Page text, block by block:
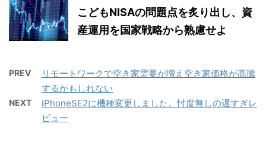
こどもNISAの問題点を炙り出し、資
産運用を国家戦略から熟慮せよ
PREV
リモートワークで空き家需要が増え空き家価格が高騰
するかもしれない
NEXT
iPhoneSE2に機種変更しました。忖度無しの遅すぎレ
ビュー